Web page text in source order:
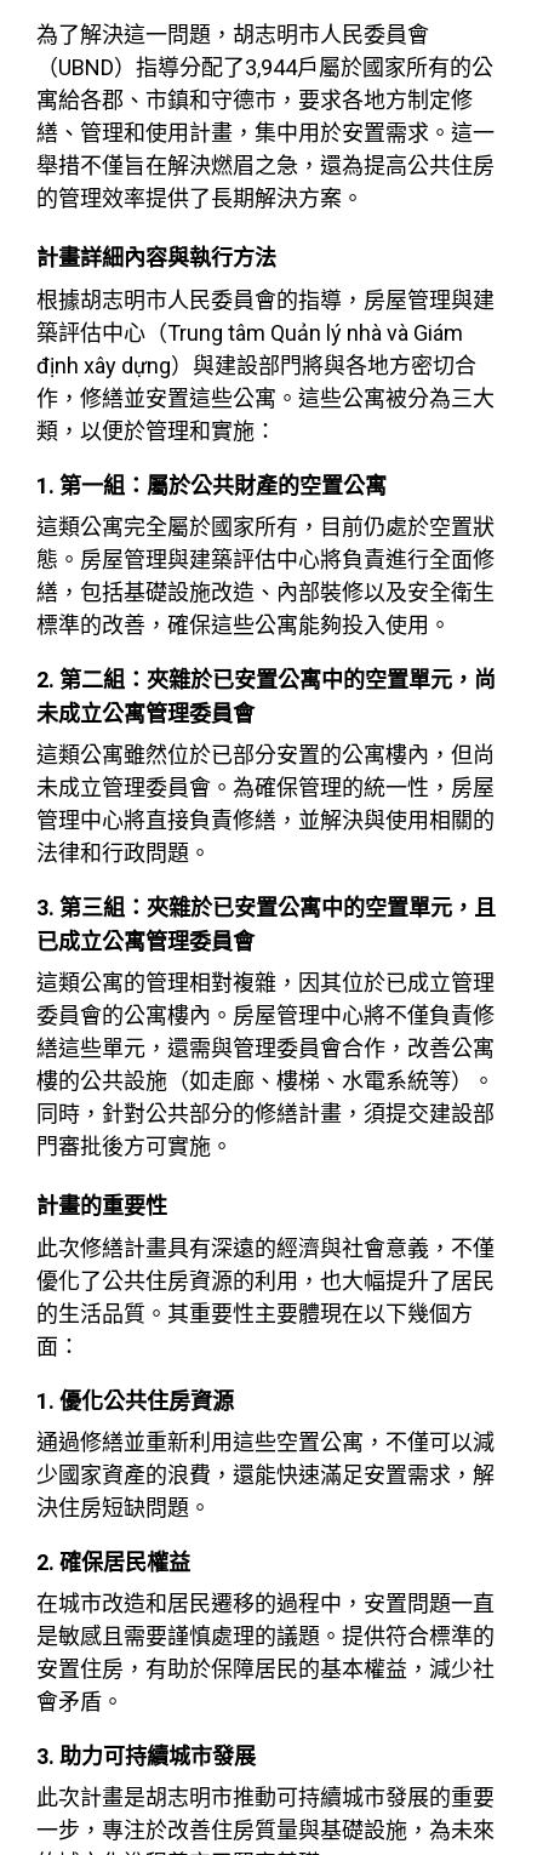
為了解決這一問題，胡志明市人民委員會
（UBND）指導分配了3,944戶屬於國家所有的公
寓給各郡、市鎮和守德市，要求各地方制定修
繕、管理和使用計畫，集中用於安置需求。這一
舉措不僅旨在解決燃眉之急，還為提高公共住房
的管理效率提供了長期解決方案。
計畫詳細內容與執行方法
根據胡志明市人民委員會的指導，房屋管理與建
築評估中心（Trung tâm Quản lý nhà và Giám
định xây dựng）與建設部門將與各地方密切合
作，修繕並安置這些公寓。這些公寓被分為三大
類，以便於管理和實施：
1. 第一組：屬於公共財產的空置公寓
這類公寓完全屬於國家所有，目前仍處於空置狀
態。房屋管理與建築評估中心將負責進行全面修
繕，包括基礎設施改造、內部裝修以及安全衛生
標準的改善，確保這些公寓能夠投入使用。
2. 第二組：夾雜於已安置公寓中的空置單元，尚
未成立公寓管理委員會
這類公寓雖然位於已部分安置的公寓樓內，但尚
未成立管理委員會。為確保管理的統一性，房屋
管理中心將直接負責修繕，並解決與使用相關的
法律和行政問題。
3. 第三組：夾雜於已安置公寓中的空置單元，且
已成立公寓管理委員會
這類公寓的管理相對複雜，因其位於已成立管理
委員會的公寓樓內。房屋管理中心將不僅負責修
繕這些單元，還需與管理委員會合作，改善公寓
樓的公共設施（如走廊、樓梯、水電系統等）。
同時，針對公共部分的修繕計畫，須提交建設部
門審批後方可實施。
計畫的重要性
此次修繕計畫具有深遠的經濟與社會意義，不僅
優化了公共住房資源的利用，也大幅提升了居民
的生活品質。其重要性主要體現在以下幾個方
面：
1. 優化公共住房資源
通過修繕並重新利用這些空置公寓，不僅可以減
少國家資產的浪費，還能快速滿足安置需求，解
決住房短缺問題。
2. 確保居民權益
在城市改造和居民遷移的過程中，安置問題一直
是敏感且需要謹慎處理的議題。提供符合標準的
安置住房，有助於保障居民的基本權益，減少社
會矛盾。
3. 助力可持續城市發展
此次計畫是胡志明市推動可持續城市發展的重要
一步，專注於改善住房質量與基礎設施，為未來